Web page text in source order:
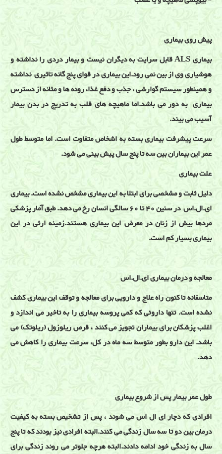
پیش روی بیماری
بیماری ALS قابل سرایت به دیگران نیست و بیمار دردی را نداشته و
هوشیاری وی از بین نمی رود.این بیماری در قوای پنج گانه تاثیری نداشته
و همینطور سیستم گوارشی ، جذب و دفع غذا، روده ها و مثانه از دسترس
بیماری به دور می باشد.اما ماهیچه های قلب به تدریج در بدن بیمار
آسیب می بیند.
سرعت پیشرفت بیماری بسته به اشخاص متفاوت است. اما متوسط طول
عمر این بیماران بین سه تا پنج سال پیش بینی می شود.
علت بیماری
دلیل ثابت و مشخصی برای ابتلا به این بیماری مشخص نشده است. بیماری
ای.ال.اس در سنین 40 تا 60 سالگی انسان رخ می دهد. طبق آمار پزشکی
مردها بیش از زنان در معرض این بیماری هستند.زمینه ارثی در این
بیماری بسیار کم است.
معالجه و درمان بیماری ای.ال.اس
متاسفانه تا کنون راه علاج و دارویی برای معالجه و توقف این بیماری کشف
نشده است. تنها داروئی که کمی پروسه بیماری را به تاخیر می اندازد و
اغلب پزشکان برای بیماران تجویز می کنند ، قرص ریلوزول (ریلوتک) می
باشد. این دارو بطور متوسط سه ماه در کل، سرعت بیماری را کاهش می
دهد.
طول عمر بیمار پس از شروع بیماری
افرادی که دچار ای ال اس می شوند ، پس از تشخیص بسته به کیفیت
درمان بین دو تا سه سال زندگی می کنند.البته افرادی نیز بودند که تا پنج
سال به زندگی خود ادامه دادند.البته هرچه جلوتر می روند زندگی برای